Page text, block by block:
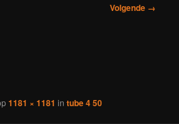
Volgende →
1181 × 1181 intube 4 50